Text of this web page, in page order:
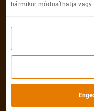
Másik
bármikor módosíthatja